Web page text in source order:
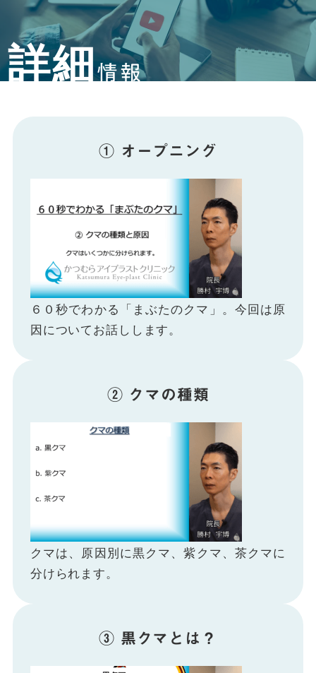
詳細情報
① オープニング
６０秒でわかる「まぶたのクマ」。今回は原
因についてお話しします。
② クマの種類
クマは、原因別に黒クマ、紫クマ、茶クマに
分けられます。
③ 黒クマとは？